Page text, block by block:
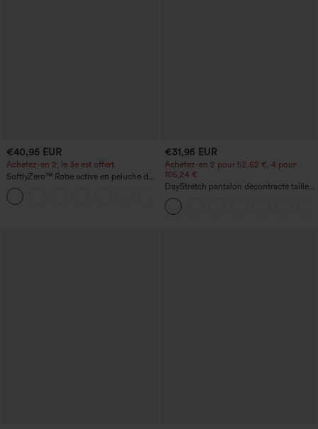
€40,95 EUR
Achetez-en 2, le 3e est offert
SoftlyZero™ Robe active en peluche dos
nu — Édition Hyper Facile
€31,95 EUR
Achetez-en 2 pour 52,62 €, 4 pour
105,24 €
DayStretch pantalon décontracté taille
haute avec poches et coupe droite